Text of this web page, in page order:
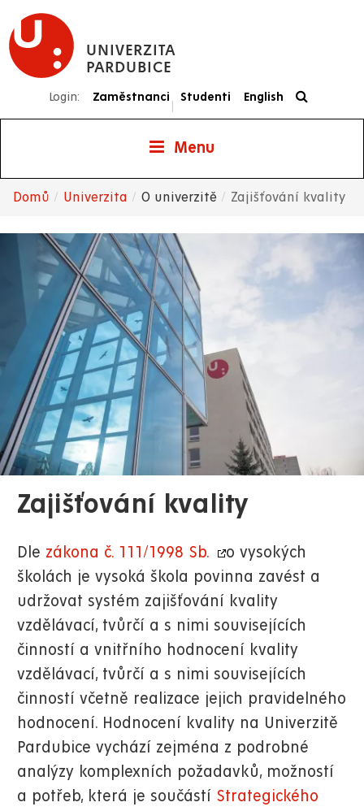
Přejít
hlavnímu
UNIVERZITA
PARDUBICE
Login: Zaměstnanci
|
Studenti English
Menu
navigace
Domů Univerzita O univerzitě Zajišťování kvality
Zajišťování kvality
Dle zákona č. 111/1998 Sb.
o vysokých
školách je vysoká škola povinna zavést a
udržovat systém zajišťování kvality
vzdělávací, tvůrčí a s nimi souvisejících
činností a vnitřního hodnocení kvality
vzdělávací, tvůrčí a s nimi souvisejících
činností včetně realizace jejich pravidelného
hodnocení. Hodnocení kvality na Univerzitě
Pardubice vychází zejména z podrobné
analýzy komplexních požadavků, možností
a potřeb, která je součástí Strategického